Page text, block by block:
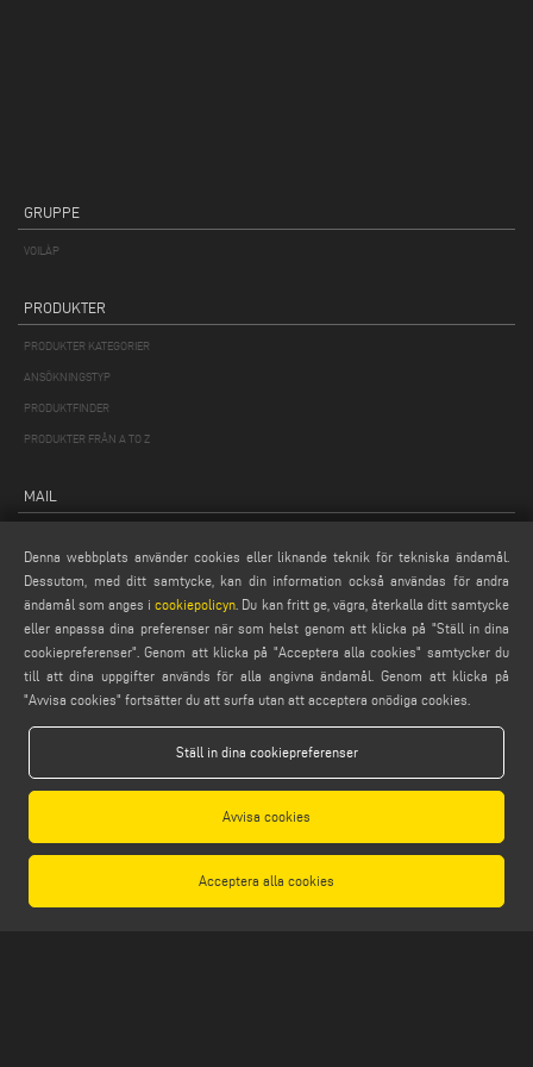
GRUPPE
VOILÀP
PRODUKTER
PRODUKTER KATEGORIER
ANSÖKNINGSTYP
PRODUKTFINDER
PRODUKTER FRÅN A TO Z
MAIL
service@emmegi.com
info@emmegi.com
HITTA OSS PÅ
LEGAL NOTES
Denna webbplats använder cookies eller liknande teknik för tekniska ändamål.
Dessutom, med ditt samtycke, kan din information också användas för andra
ändamål som anges i cookiepolicyn . Du kan fritt ge, vägra, återkalla ditt samtycke
eller anpassa dina preferenser när som helst genom att klicka på "Ställ in dina
cookiepreferenser". Genom att klicka på "Acceptera alla cookies" samtycker du
till att dina uppgifter används för alla angivna ändamål. Genom att klicka på
"Avvisa cookies" fortsätter du att surfa utan att acceptera onödiga cookies.
Ställ in dina cookiepreferenser
Avvisa cookies
Acceptera alla cookies